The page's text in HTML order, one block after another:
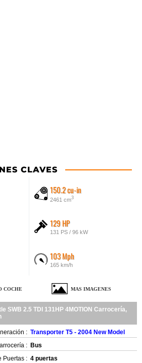
CLAVES
150.2 cu-in
2461 cm3
129 HP
131 PS / 96 kW
103 Mph
165 km/h
COCHE MAS IMAGENES
SWB 2.5 TDI 131HP 4MOTION Carrocería,
: Transporter T5 - 2004 New Model
: Bus
Puertas : 4 puertas